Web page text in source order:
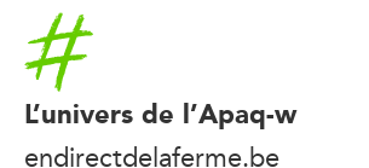
Accueil
L’univers de l’Apaq-w
endirectdelaferme.be